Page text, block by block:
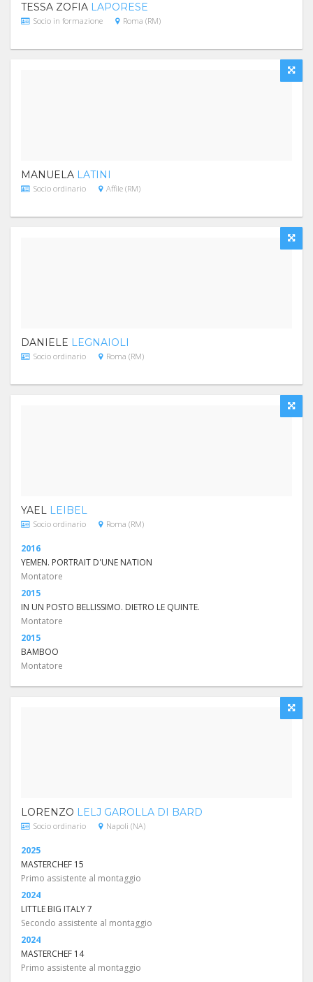
TESSA ZOFIA LAPORESE
Socio in formazione Roma (RM)
MANUELA LATINI
Socio ordinario Affile (RM)
DANIELE LEGNAIOLI
Socio ordinario Roma (RM)
YAEL LEIBEL
Socio ordinario Roma (RM)
2016
YEMEN. PORTRAIT D'UNE NATION
Montatore
2015
IN UN POSTO BELLISSIMO. DIETRO LE QUINTE.
Montatore
2015
BAMBOO
Montatore
LORENZO LELJ GAROLLA DI BARD
Socio ordinario Napoli (NA)
2025
MASTERCHEF 15
Primo assistente al montaggio
2024
LITTLE BIG ITALY 7
Secondo assistente al montaggio
2024
MASTERCHEF 14
Primo assistente al montaggio